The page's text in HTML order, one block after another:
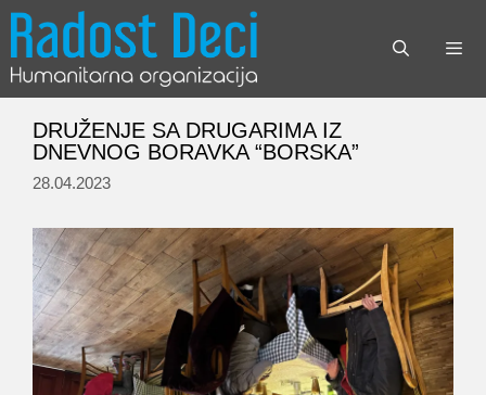
Skip
content
DRUŽENJE SA DRUGARIMA IZ
DNEVNOG BORAVKA “BORSKA”
28.04.2023